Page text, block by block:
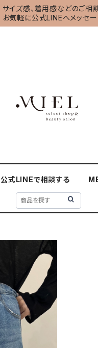
サイズ感、着用感などのご相
お気軽に公式LINEへメッセ
公式LINEで相談する